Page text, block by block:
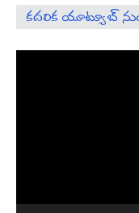
కదలిక యూట్యూబ్